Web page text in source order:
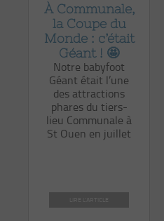
À Communale,
la Coupe du
Monde : c’était
Géant ! 🤩
Notre babyfoot
Géant était l’une
des attractions
phares du tiers-
lieu Communale à
St Ouen en juillet
LIRE L'ARTICLE